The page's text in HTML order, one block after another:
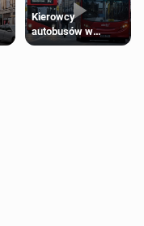
Kierowcy
autobusów w
Londynie